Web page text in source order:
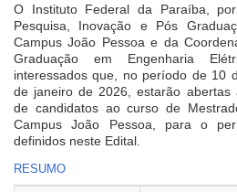
O Instituto Federal da Paraíba,
Pesquisa, Inovação e Pós
Campus João Pessoa e da
Graduação em Engenharia
interessados que, no período de 10
de janeiro de 2026, estarão abertas
de candidatos ao curso de
Campus João Pessoa, para o
definidos neste Edital.
RESUMO